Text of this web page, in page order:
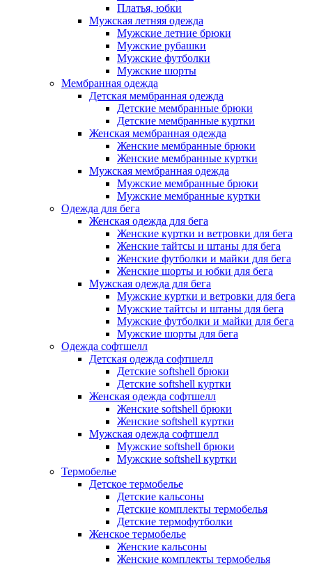
Платья, юбки
Мужская летняя одежда
Мужские летние брюки
Мужские рубашки
Мужские футболки
Мужские шорты
Мембранная одежда
Детская мембранная одежда
Детские мембранные брюки
Детские мембранные куртки
Женская мембранная одежда
Женские мембранные брюки
Женские мембранные куртки
Мужская мембранная одежда
Мужские мембранные брюки
Мужские мембранные куртки
Одежда для бега
Женская одежда для бега
Женские куртки и ветровки для бега
Женские тайтсы и штаны для бега
Женские футболки и майки для бега
Женские шорты и юбки для бега
Мужская одежда для бега
Мужские куртки и ветровки для бега
Мужские тайтсы и штаны для бега
Мужские футболки и майки для бега
Мужские шорты для бега
Одежда софтшелл
Детская одежда софтшелл
Детские softshell брюки
Детские softshell куртки
Женская одежда софтшелл
Женские softshell брюки
Женские softshell куртки
Мужская одежда софтшелл
Мужские softshell брюки
Мужские softshell куртки
Термобелье
Детское термобелье
Детские кальсоны
Детские комплекты термобелья
Детские термофутболки
Женское термобелье
Женские кальсоны
Женские комплекты термобелья